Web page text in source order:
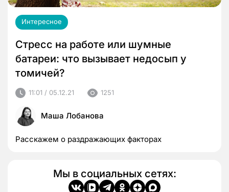
Интересное
Стресс на работе или шумные
батареи: что вызывает недосып у
томичей?
11:01 / 05.12.21 1251
Маша Лобанова
Расскажем о раздражающих факторах
Мы в социальных сетях: